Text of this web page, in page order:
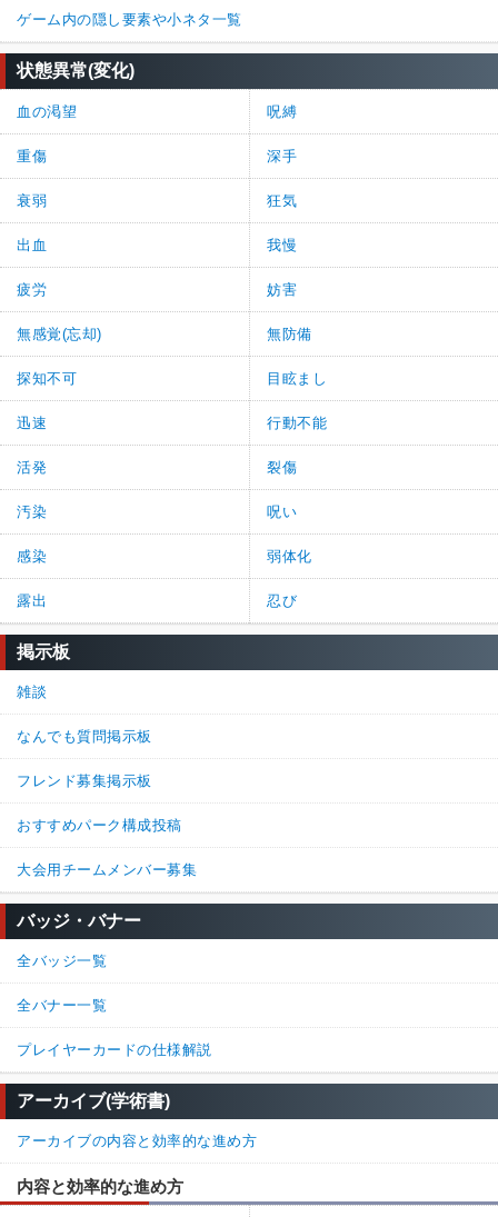
ゲーム内の隠し要素や小ネタ一覧
状態異常(変化)
血の渇望 呪縛
重傷 深手
衰弱 狂気
出血 我慢
疲労 妨害
無感覚(忘却) 無防備
探知不可 目眩まし
迅速 行動不能
活発 裂傷
汚染 呪い
感染 弱体化
露出 忍び
掲示板
雑談
なんでも質問掲示板
フレンド募集掲示板
おすすめパーク構成投稿
大会用チームメンバー募集
バッジ・バナー
全バッジ一覧
全バナー一覧
プレイヤーカードの仕様解説
アーカイブ(学術書)
アーカイブの内容と効率的な進め方
内容と効率的な進め方